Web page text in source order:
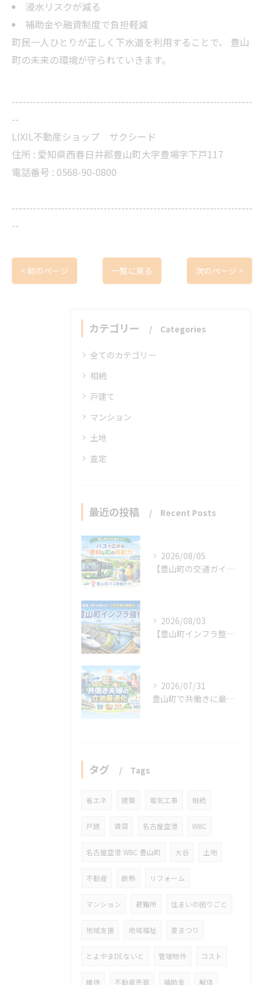
浸水リスクが減る
補助金や融資制度で負担軽減
町民一人ひとりが正しく下水道を利用することで、 豊山
町の未来の環境が守られていきます。
--------------------------------------------------------------------
--
LIXIL不動産ショップ サクシード
住所 : 愛知県西春日井郡豊山町大字豊場字下戸117
電話番号 : 0568-90-0800
--------------------------------------------------------------------
--
< 前のページ 一覧に戻る 次のページ >
カテゴリー Categories
全てのカテゴリー
相続
戸建て
マンション
土地
査定
最近の投稿 Recent Posts
2026/08/05
【豊山町の交通ガイド】バスで広がる“便利な町の移動力”
2026/08/03
【豊山町インフラ整備】交通・道路・河川の強化で“公共交通の結節点”へ
2026/07/31
豊山町で共働きに最適な生活動線と駐車場配置
タグ Tags
省エネ 建築 電気工事 相続
戸建 賃貸 名古屋空港 WBC
名古屋空港 WBC 豊山町 大谷 土地
不動産 断熱 リフォーム
マンション 避難所 住まいの困りごと
地域支援 地域福祉 夏まつり
とよやまDEないと 管理物件 コスト
維持 不動産売買 補助金 解体